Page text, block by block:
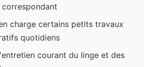
charge certains petits travaux
quotidiens
courant du linge et des